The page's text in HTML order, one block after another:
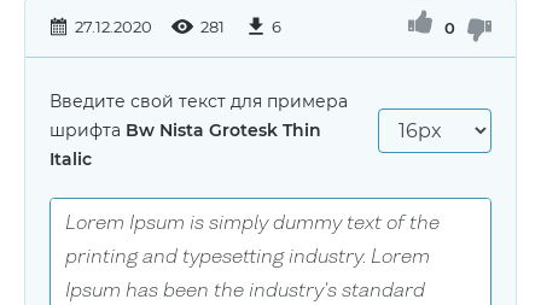
27.12.2020 281 6 0
Введите свой текст для примера
шрифта Bw Nista Grotesk Thin
Italic